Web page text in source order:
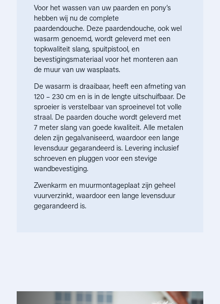
Voor het wassen van uw paarden en pony’s
hebben wij nu de complete
paardendouche. Deze paardendouche, ook wel
wasarm genoemd, wordt geleverd met een
topkwaliteit slang, spuitpistool, en
bevestigingsmateriaal voor het monteren aan
de muur van uw wasplaats.
De wasarm is draaibaar, heeft een afmeting van
120 – 230 cm en is in de lengte uitschuifbaar. De
sproeier is verstelbaar van sproeinevel tot volle
straal. De paarden douche wordt geleverd met
7 meter slang van goede kwaliteit. Alle metalen
delen zijn gegalvaniseerd, waardoor een lange
levensduur gegarandeerd is. Levering inclusief
schroeven en pluggen voor een stevige
wandbevestiging.
Zwenkarm en muurmontageplaat zijn geheel
vuurverzinkt, waardoor een lange levensduur
gegarandeerd is.